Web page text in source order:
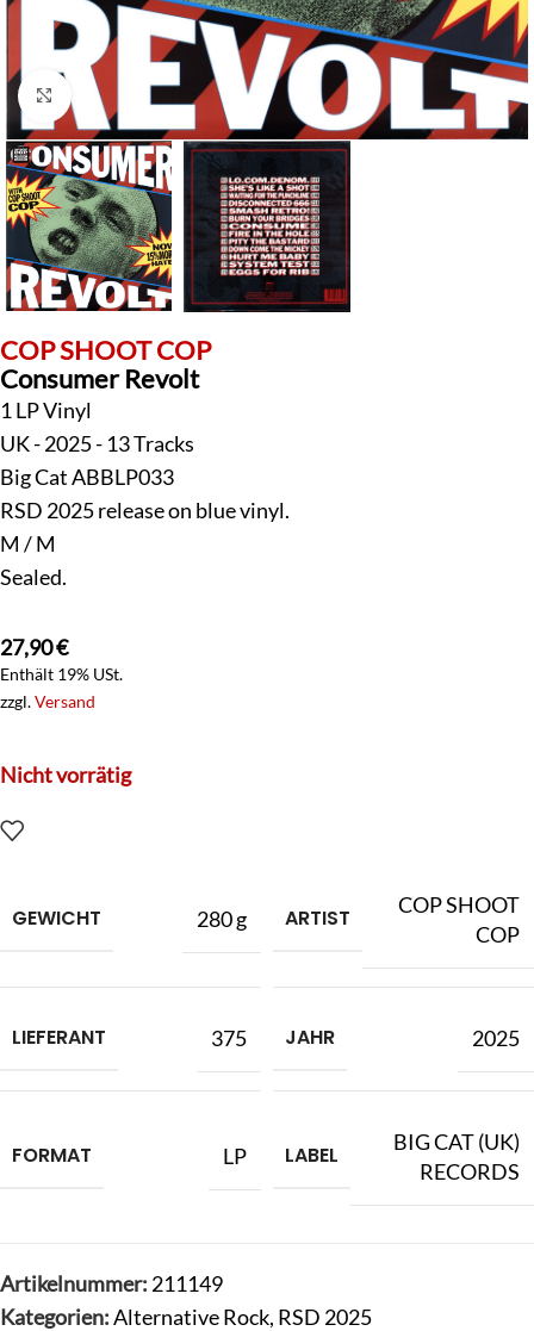
Klick zum Vergrößern
COP SHOOT COP
Consumer Revolt
1 LP Vinyl
UK - 2025 - 13 Tracks
Big Cat ABBLP033
RSD 2025 release on blue vinyl.
M / M
Sealed.
27,90€
Enthält 19% USt.
zzgl.Versand
Nicht vorrätig
GEWICHT 280 g ARTIST
COP SHOOT
COP
LIEFERANT 375 JAHR 2025
FORMAT LP LABEL
BIG CAT (UK)
RECORDS
Artikelnummer: 211149
Kategorien:Alternative Rock, RSD 2025